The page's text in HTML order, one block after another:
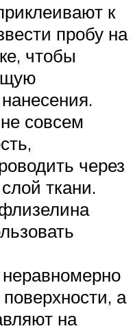
к
пробу на
чтобы
совсем
через
ткани.
а
на